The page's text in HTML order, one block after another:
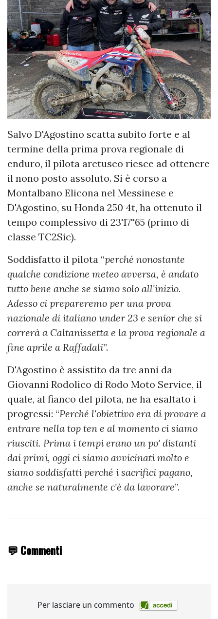
Salvo D'Agostino scatta subito forte e al
termine della prima prova regionale di
enduro, il pilota aretuseo riesce ad ottenere
il nono posto assoluto. Si è corso a
Montalbano Elicona nel Messinese e
D'Agostino, su Honda 250 4t, ha ottenuto il
tempo complessivo di 23'17''65 (primo di
classe TC2Sic).
Soddisfatto il pilota “perché nonostante
qualche condizione meteo avversa, è andato
tutto bene anche se siamo solo all'inizio.
Adesso ci prepareremo per una prova
nazionale di italiano under 23 e senior che si
correrà a Caltanissetta e la prova regionale a
fine aprile a Raffadali”.
D'Agostino è assistito da tre anni da
Giovanni Rodolico di Rodo Moto Service, il
quale, al fianco del pilota, ne ha esaltato i
progressi: “Perché l'obiettivo era di provare a
entrare nella top ten e al momento ci siamo
riusciti. Prima i tempi erano un po' distanti
dai primi, oggi ci siamo avvicinati molto e
siamo soddisfatti perché i sacrifici pagano,
anche se naturalmente c'è da lavorare”.
💬 Commenti